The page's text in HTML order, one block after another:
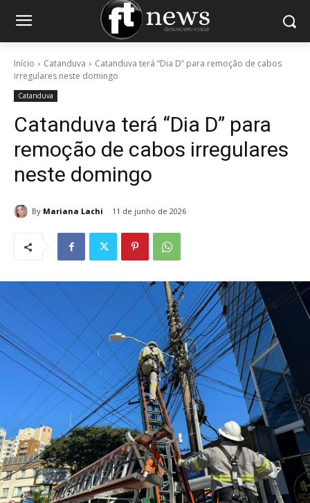
Início Catanduva
Catanduva terá “Dia D” para remoção de cabos
irregulares neste domingo
Catanduva
Catanduva terá “Dia D” para
remoção de cabos irregulares
neste domingo
By Mariana Lachi 11 de junho de 2026